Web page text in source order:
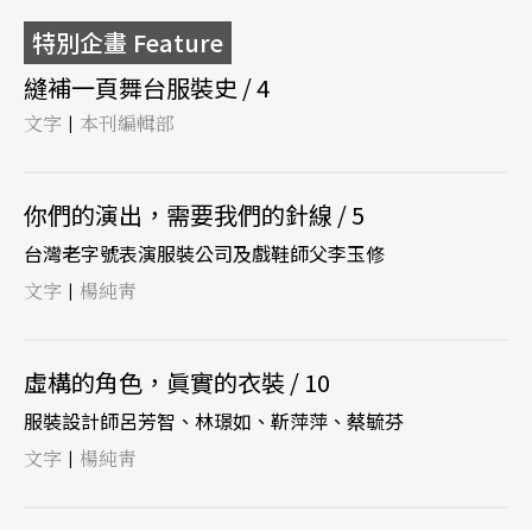
特別企畫 Feature
縫補一頁舞台服裝史 / 4
文字 | 本刊編輯部
你們的演出，需要我們的針線 / 5
台灣老字號表演服裝公司及戲鞋師父李玉修
文字 | 楊純靑
虛構的角色，眞實的衣裝 / 10
服裝設計師呂芳智、林璟如、靳萍萍、蔡毓芬
文字 | 楊純靑